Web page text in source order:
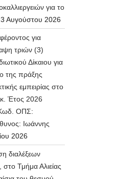
για το
3 Αυγούστου 2026
για
τριών (3)
Δίκαιου για
της πράξης
εμπειρίας στο
Έτος 2026
ΟΠΣ:
Ιωάννης
2026
διαλέξεων
Τμήμα Αλιείας